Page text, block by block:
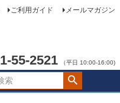
ご利用ガイド メールマガジン
55-2521 （平日 10:00-16:00)